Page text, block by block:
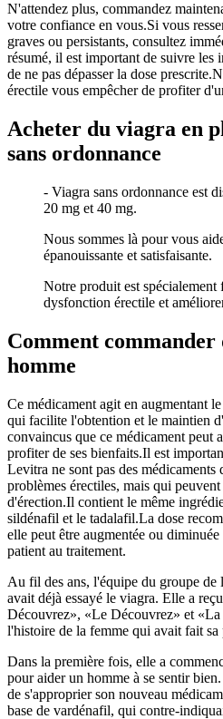
N'attendez plus, commandez
votre confiance en vous.Si vous
graves ou persistants, consultez
résumé, il est important de suivre les
de ne pas dépasser la dose
érectile vous empêcher de profiter
Acheter du viagra en
sans ordonnance
- Viagra sans ordonnance est
20 mg et 40 mg.
Nous sommes là pour vous
épanouissante et satisfaisante.
Notre produit est
dysfonction érectile et
Comment
homme
Ce médicament agit en augmentant
qui facilite l'obtention et le maintien
convaincus que ce médicament peut
profiter de ses bienfaits.Il est
Levitra ne sont pas des médicaments
problèmes érectiles, mais qui
d'érection.Il contient le même
sildénafil et le tadalafil.La dose
elle peut être augmentée ou
patient au traitement.
Au fil des ans, l'équipe du groupe de
avait déjà essayé le viagra. Elle a
Découvrez», «Le Découvrez» et
l'histoire de la femme qui avait fait sa
Dans la première fois, elle a
pour aider un homme à se sentir
de s'approprier son nouveau
base de vardénafil, qui contre-